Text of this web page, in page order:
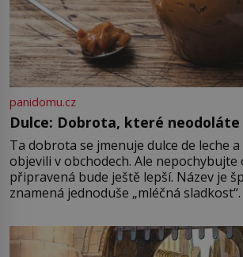
panidomu.cz
Dulce: Dobrota, které neodoláte
Ta dobrota se jmenuje dulce de leche
objevili v obchodech. Ale nepochybujte
připravená bude ještě lepší. Název je
znamená jednoduše „mléčná
pře hned několik latinskoamerických
Francie, kde se traduje,